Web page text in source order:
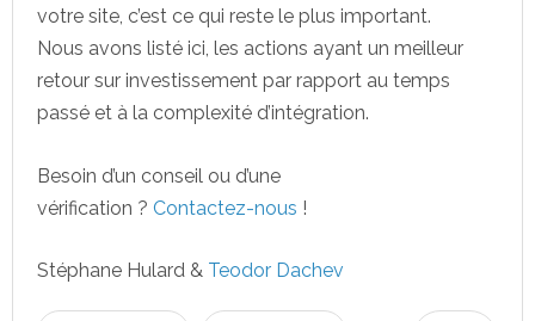
votre site, c’est ce qui reste le plus important.
Nous avons listé ici, les actions ayant un meilleur
retour sur investissement par rapport au temps
passé et à la complexité d’intégration.
Besoin d’un conseil ou d’une
vérification ? Contactez-nous !
Stéphane Hulard & Teodor Dachev